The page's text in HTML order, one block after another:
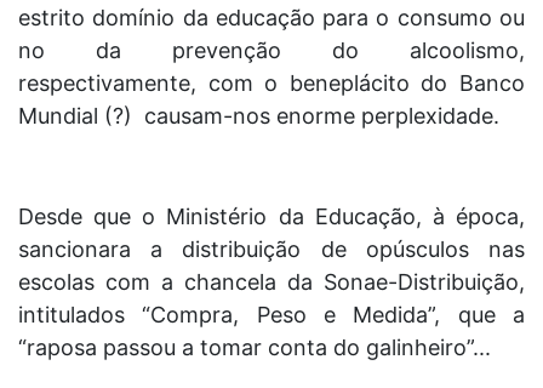
estrito domínio da educação para o consumo ou
no da prevenção do alcoolismo,
respectivamente, com o beneplácito do Banco
Mundial (?) causam-nos enorme perplexidade.
Desde que o Ministério da Educação, à época,
sancionara a distribuição de opúsculos nas
escolas com a chancela da Sonae-Distribuição,
intitulados “Compra, Peso e Medida”, que a
“raposa passou a tomar conta do galinheiro”...